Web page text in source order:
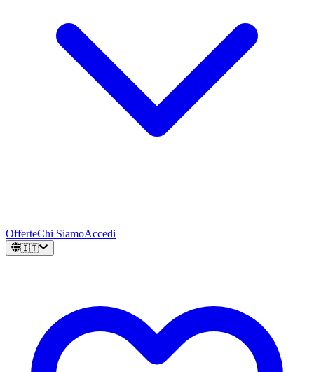
OfferteChi SiamoAccedi
🇮🇹